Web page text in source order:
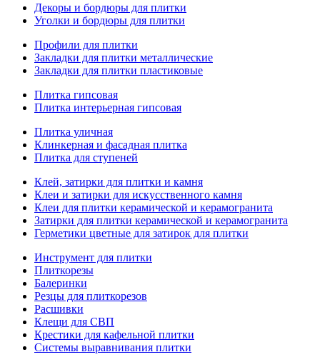
Декоры и бордюры для плитки
Уголки и бордюры для плитки
Профили для плитки
Закладки для плитки металлические
Закладки для плитки пластиковые
Плитка гипсовая
Плитка интерьерная гипсовая
Плитка уличная
Клинкерная и фасадная плитка
Плитка для ступеней
Клей, затирки для плитки и камня
Клеи и затирки для искусственного камня
Клеи для плитки керамической и керамогранита
Затирки для плитки керамической и керамогранита
Герметики цветные для затирок для плитки
Инструмент для плитки
Плиткорезы
Балеринки
Резцы для плиткорезов
Расшивки
Клещи для СВП
Крестики для кафельной плитки
Системы выравнивания плитки